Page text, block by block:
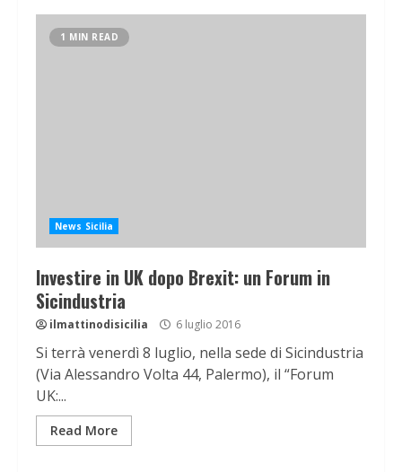
1 MIN READ
News Sicilia
Investire in UK dopo Brexit: un Forum in
Sicindustria
ilmattinodisicilia 6 luglio 2016
Si terrà venerdì 8 luglio, nella sede di Sicindustria
(Via Alessandro Volta 44, Palermo), il “Forum
UK:...
Read More